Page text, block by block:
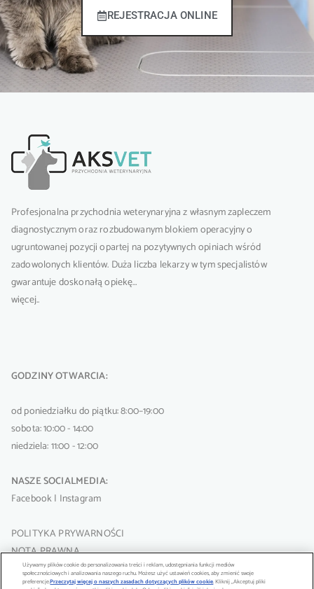
REJESTRACJA ONLINE
Profesjonalna przychodnia weterynaryjna z własnym zapleczem
diagnostycznym oraz rozbudowanym blokiem operacyjny o
ugruntowanej pozycji opartej na pozytywnych opiniach wśród
zadowolonych klientów. Duża liczba lekarzy w tym specjalistów
gwarantuje doskonałą opiekę…
więcej..
GODZINY OTWARCIA:
od poniedziałku do piątku: 8:00–19:00
sobota: 10:00 - 14:00
niedziela: 11:00 - 12:00
NASZE SOCIALMEDIA:
Facebook| Instagram
POLITYKA PRYWARNOŚCI
NOTA PRAWNA
Używamy plików cookie do personalizowania treści i reklam, udostępniania funkcji mediów
społecznościowych i analizowania naszego ruchu. Możesz użyć ustawień cookies, aby zmienić swoje
preferencje.Przeczytaj więcej o naszych zasadach dotyczących plików cookie(opens in a new tab)
. Kliknij „Akceptuj pliki